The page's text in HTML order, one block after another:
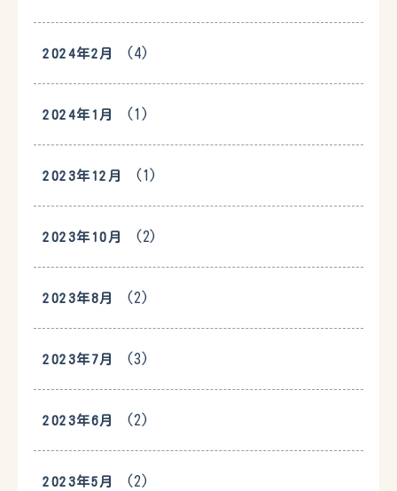
2024年2月 (4)
2024年1月 (1)
2023年12月 (1)
2023年10月 (2)
2023年8月 (2)
2023年7月 (3)
2023年6月 (2)
2023年5月 (2)